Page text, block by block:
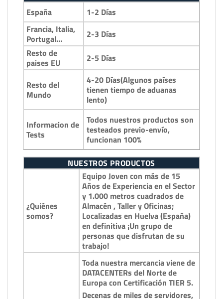
España
1-2 Días
Francia, Italia,
Portugal…
2-3 Días
Resto de
paises EU
2-5 Días
Resto del
Mundo
4-20 Días(Algunos países
tienen tiempo de aduanas
lento)
Informacion de
Tests
Todos nuestros productos son
testeados previo-envío,
funcionan 100%
NUESTROS PRODUCTOS
¿Quiénes
somos?
Equipo Joven con más de 15
Años de Experiencia en el Sector
y 1.000 metros cuadrados de
Almacén , Taller y Oficinas;
Localizadas en Huelva (España)
en definitiva ¡Un grupo de
personas que disfrutan de su
trabajo!
Toda nuestra mercancia viene de
DATACENTERs del Norte de
Europa con Certificación TIER 5.
Decenas de miles de servidores,